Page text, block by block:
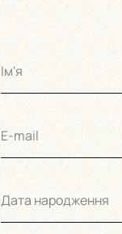
Ім'я
E-mail
Дата народження